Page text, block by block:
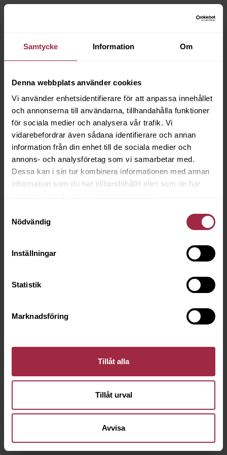
Samtycke Information Om
Denna webbplats använder cookies
Vi använder enhetsidentifierare för att anpassa innehållet
och annonserna till användarna, tillhandahålla funktioner
för sociala medier och analysera vår trafik. Vi
vidarebefordrar även sådana identifierare och annan
information från din enhet till de sociala medier och
annons- och analysföretag som vi samarbetar med.
Dessa kan i sin tur kombinera informationen med annan
information som du har tillhandahållit eller som de har
Nödvändig
Inställningar
Statistik
Marknadsföring
Tillåt alla
Tillåt urval
Avvisa